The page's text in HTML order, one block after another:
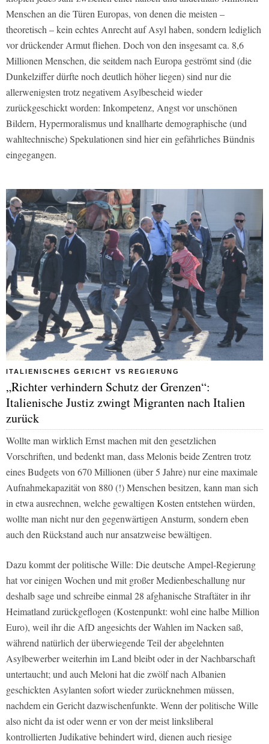
Menschen an die Türen Europas, von denen die meisten –
theoretisch – kein echtes Anrecht auf Asyl haben, sondern lediglich
vor drückender Armut fliehen. Doch von den insgesamt ca. 8,6
Millionen Menschen, die seitdem nach Europa geströmt sind (die
Dunkelziffer dürfte noch deutlich höher liegen) sind nur die
allerwenigsten trotz negativem Asylbescheid wieder
zurückgeschickt worden: Inkompetenz, Angst vor unschönen
Bildern, Hypermoralismus und knallharte demographische (und
wahltechnische) Spekulationen sind hier ein gefährliches Bündnis
eingegangen.
ITALIENISCHES GERICHT VS REGIERUNG
„Richter verhindern Schutz der Grenzen“:
Italienische Justiz zwingt Migranten nach Italien
zurück
Wollte man wirklich Ernst machen mit den gesetzlichen
Vorschriften, und bedenkt man, dass Melonis beide Zentren trotz
eines Budgets von 670 Millionen (über 5 Jahre) nur eine maximale
Aufnahmekapazität von 880 (!) Menschen besitzen, kann man sich
in etwa ausrechnen, welche gewaltigen Kosten entstehen würden,
wollte man nicht nur den gegenwärtigen Ansturm, sondern eben
auch den Rückstand auch nur ansatzweise bewältigen.
Dazu kommt der politische Wille: Die deutsche Ampel-Regierung
hat vor einigen Wochen und mit großer Medienbeschallung nur
deshalb sage und schreibe einmal 28 afghanische Straftäter in ihr
Heimatland zurückgeflogen (Kostenpunkt: wohl eine halbe Million
Euro), weil ihr die AfD angesichts der Wahlen im Nacken saß,
während natürlich der überwiegende Teil der abgelehnten
Asylbewerber weiterhin im Land bleibt oder in der Nachbarschaft
untertaucht; und auch Meloni hat die zwölf nach Albanien
geschickten Asylanten sofort wieder zurücknehmen müssen,
nachdem ein Gericht dazwischenfunkte. Wenn der politische Wille
also nicht da ist oder wenn er von der meist linksliberal
kontrollierten Judikative behindert wird, dienen auch riesige